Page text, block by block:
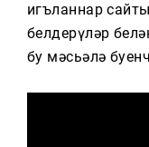
игъланнар
белдерүләр
бу мәсьәлә